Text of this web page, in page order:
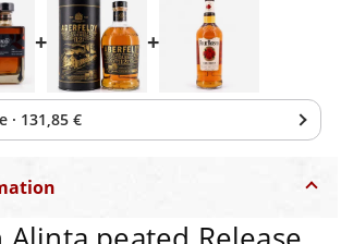
+ +
· 131,85 €